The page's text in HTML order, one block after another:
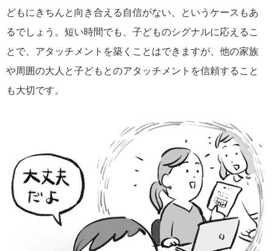
どもにきちんと向き合える自信がない、というケースもあ
るでしょう。短い時間でも、子どものシグナルに応えるこ
とで、アタッチメントを築くことはできますが、他の家族
や周囲の大人と子どもとのアタッチメントを信頼すること
も大切です。